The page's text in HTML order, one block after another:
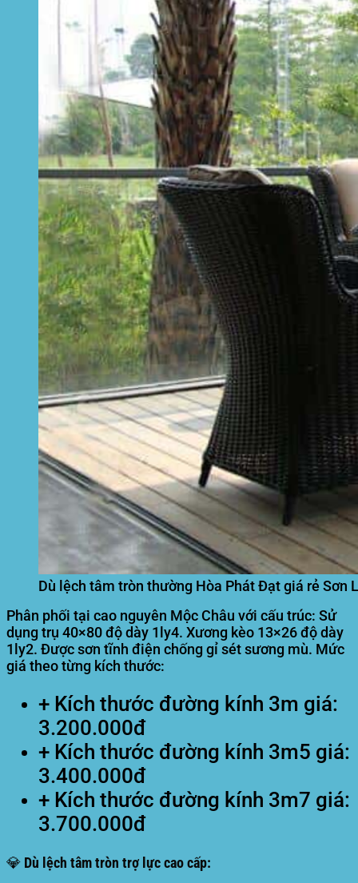
Dù lệch tâm tròn thường Hòa Phát Đạt giá rẻ Sơn
Phân phối tại cao nguyên Mộc Châu với cấu trúc: Sử
dụng trụ 40×80 độ dày 1ly4. Xương kèo 13×26 độ dày
1ly2. Được sơn tĩnh điện chống gỉ sét sương mù. Mức
giá theo từng kích thước:
+ Kích thước đường kính 3m giá:
3.200.000đ
+ Kích thước đường kính 3m5 giá:
3.400.000đ
+ Kích thước đường kính 3m7 giá:
3.700.000đ
💎 Dù lệch tâm tròn trợ lực cao cấp: